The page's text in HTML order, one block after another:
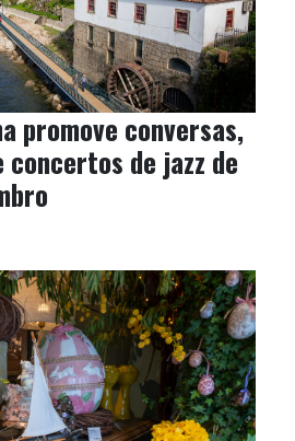
promove conversas,
concertos de jazz de